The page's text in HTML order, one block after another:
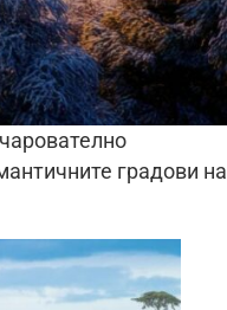
градови на